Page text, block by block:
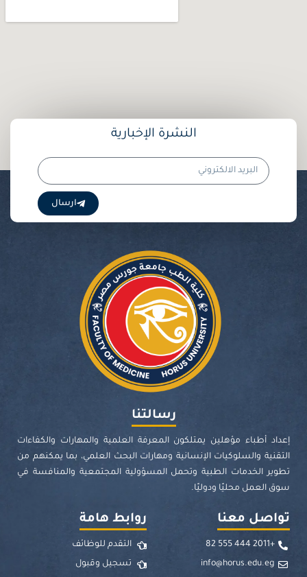
النشرة الإخبارية
البريد
الالكتروني
ارسال
رسالتنا
إعداد أطباء مؤهلين يمتلكون المعرفة العلمية والمهارات والكفاءات
التقنية والسلوكيات الإنسانية ومهارات البحث العلمي، بما يمكنهم من
تطوير الخدمات الطبية وتحمل المسؤولية المجتمعية والمنافسة في
سوق العمل محليًا ودوليًا.
تواصل معنا
+2011 444 555 82
info@horus.edu.eg
روابط هامة
التقدم للوظائف
تسجيل وقبول